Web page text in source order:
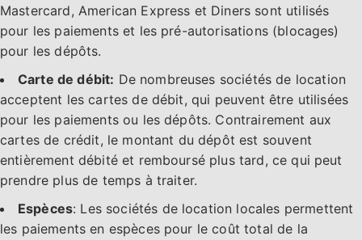
Mastercard, American Express et Diners sont utilisés
pour les paiements et les pré-autorisations (blocages)
pour les dépôts.
Carte de débit: De nombreuses sociétés de location
acceptent les cartes de débit, qui peuvent être utilisées
pour les paiements ou les dépôts. Contrairement aux
cartes de crédit, le montant du dépôt est souvent
entièrement débité et remboursé plus tard, ce qui peut
prendre plus de temps à traiter.
Espèces: Les sociétés de location locales permettent
les paiements en espèces pour le coût total de la